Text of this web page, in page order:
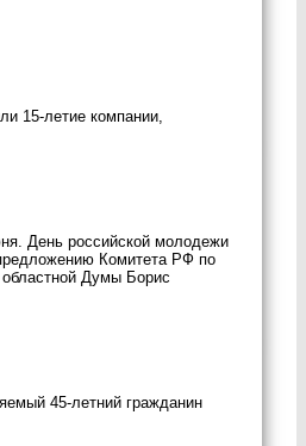
15-летие компании,
День российской молодежи
Комитета РФ по
Думы Борис
45-летний гражданин